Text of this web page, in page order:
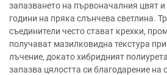
запазването на първоначалния цвят и
години на пряка слънчева светлина.
съединители често стават крехки,
получават мазилковидна текстура
лъчение, докато хибридният
запазва цялостта си благодарение на